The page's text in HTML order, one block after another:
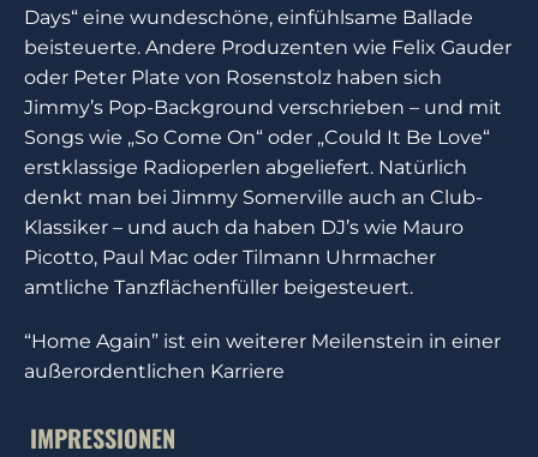
Days“ eine wundeschöne, einfühlsame Ballade
beisteuerte. Andere Produzenten wie Felix Gauder
oder Peter Plate von Rosenstolz haben sich
Jimmy’s Pop-Background verschrieben – und mit
Songs wie „So Come On“ oder „Could It Be Love“
erstklassige Radioperlen abgeliefert. Natürlich
denkt man bei Jimmy Somerville auch an Club-
Klassiker – und auch da haben DJ’s wie Mauro
Picotto, Paul Mac oder Tilmann Uhrmacher
amtliche Tanzflächenfüller beigesteuert.
“Home Again” ist ein weiterer Meilenstein in einer
außerordentlichen Karriere
IMPRESSIONEN